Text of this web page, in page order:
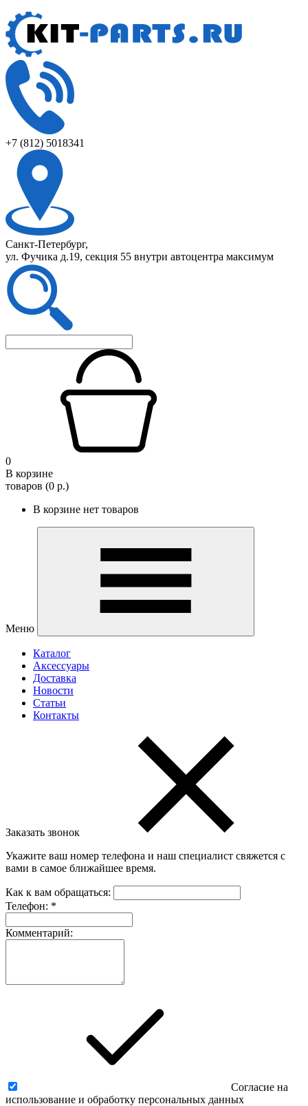
+7 (812) 5018341
Санкт-Петербург,
ул. Фучика д.19, секция 55 внутри автоцентра максимум
0
В корзине
товаров (0 р.)
В корзине нет товаров
Меню
Каталог
Аксессуары
Доставка
Новости
Статьи
Контакты
Заказать звонок
Укажите ваш номер телефона и наш специалист свяжется с
вами в самое ближайшее время.
Как к вам обращаться:
Телефон: *
Комментарий:
Согласие на
использование и обработку персональных данных